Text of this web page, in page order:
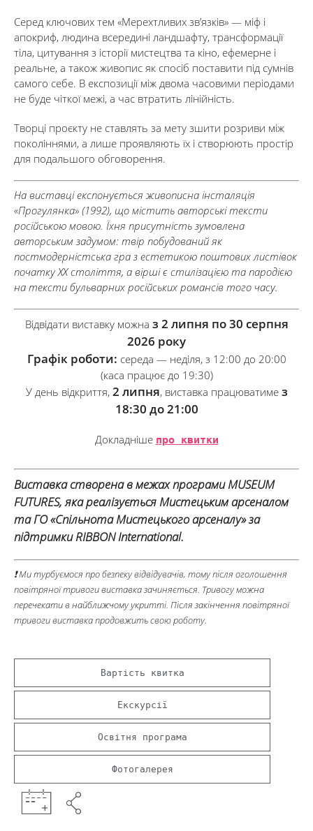
Серед ключових тем «Мерехтливих звʼязків» — міф і
апокриф, людина всередині ландшафту, трансформації
тіла, цитування з історії мистецтва та кіно, ефемерне і
реальне, а також живопис як спосіб поставити під сумнів
самого себе. В експозиції між двома часовими періодами
не буде чіткої межі, а час втратить лінійність.
Творці проєкту не ставлять за мету зшити розриви між
поколіннями, а лише проявляють їх і створюють простір
для подальшого обговорення.
На виставці експонується живописна інсталяція
«Прогулянка» (1992), що містить авторські тексти
російською мовою. Їхня присутність зумовлена
авторським задумом: твір побудований як
постмодерністська гра з естетикою поштових листівок
початку ХХ століття, а вірші є стилізацією та пародією
на тексти бульварних російських романсів того часу.
Відвідати виставку можна з 2 липня по 30 серпня
2026 року
Графік роботи: середа — неділя, з 12:00 до 20:00
(каса працює до 19:30)
У день відкриття, 2 липня, виставка працюватиме з
18:30 до 21:00
Докладніше про квитки
Виставка створена в межах програми MUSEUM
FUTURES, яка реалізується Мистецьким арсеналом
та ГО «Спільнота Мистецького арсеналу» за
підтримки RIBBON International.
❗ Ми турбуємося про безпеку відвідувачів, тому після оголошення
повітряної тривоги виставка зачиняється. Тривогу можна
перечекати в найближчому укритті. Після закінчення повітряної
тривоги виставка продовжить свою роботу.
Вартість квитка
Екскурсії
Освітня програма
Фотогалерея